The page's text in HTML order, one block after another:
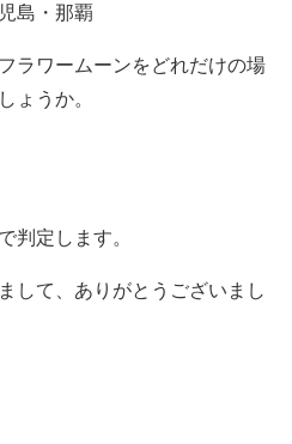
島・那覇
ラワームーンをどれだけの場
ょうか。
判定します。
て、ありがとうございまし